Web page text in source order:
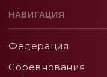
НАВИГАЦИЯ
Федерация
Соревнования